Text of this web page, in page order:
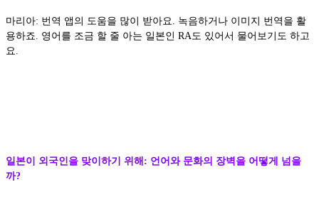
마리아: 번역 앱의 도움을 많이 받아요. 녹음하거나 이미지 번역을 활
용하죠. 영어를 조금 할 줄 아는 일본인 RA도 있어서 물어보기도 하고
요.
일본이 외국인을 맞이하기 위해: 언어와 문화의 장벽을 어떻게 넘을
까?